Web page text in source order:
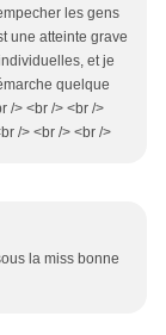
les gens
une atteinte grave
et je
quelque
/> <br /> <br />
/> <br /> <br />
la miss bonne